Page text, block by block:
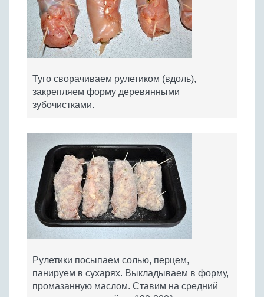
Туго сворачиваем рулетиком (вдоль),
закрепляем форму деревянными
зубочистками.
Рулетики посыпаем солью, перцем,
панируем в сухарях. Выкладываем в форму,
промазанную маслом. Ставим на средний